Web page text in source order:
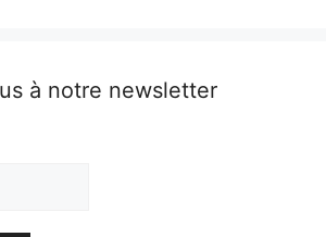
à notre newsletter